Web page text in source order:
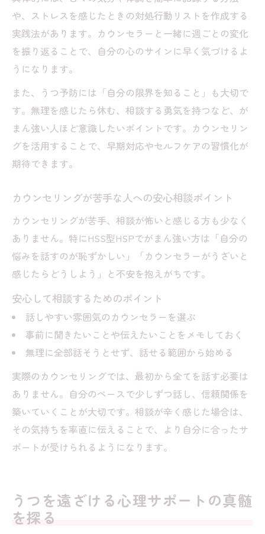
や、ストレスを感じたときの対処行動リストを作成する
実践法があります。カウンセラーと一緒に週ごとの変化
を振り返ることで、自分の心のサインに早く気づけるよ
うになります。
また、うつ予防には「自分の限界を知ること」も大切で
す。無理を感じたら休む、相談する勇気を持つなど、が
まん強い人ほど意識したいポイントです。カウンセリン
グを活用することで、早期対応やセルフケアの習慣化が
期待できます。
カウンセリングが苦手な人への安心相談ポイント
カウンセリングが苦手、相談が怖いと感じる方も少なく
ありません。特にHSS型HSPでがまん強い方は「自分の
悩みを話すのが恥ずかしい」「カウンセラーがうざいと
感じたらどうしよう」と不安を抱えがちです。
安心して相談するためのポイント
話しやすい雰囲気のカウンセラーを選ぶ
事前に聞きたいことや伝えたいことをメモしておく
無理に全部話そうとせず、話せる範囲から始める
実際のカウンセリングでは、最初から全てを話す必要は
ありません。自分のペースで少しずつ話し、信頼関係を
築いていくことが大切です。相談が辛く感じた場合は、
その気持ちを率直に伝えることで、より自分に合ったサ
ポートが受けられるようになります。
うつを遠ざける心理サポートの真髄
を探る